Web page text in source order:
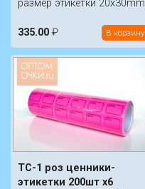
размер этикетки 20х30mm
335.00 ₽ В корзину
TC-1 роз ценники-
этикетки 200шт х6